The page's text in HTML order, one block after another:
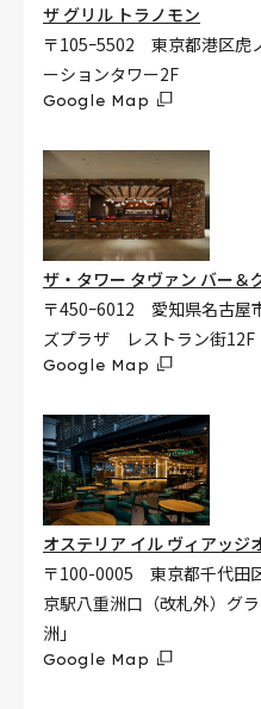
ザ グリル トラノモン
〒105ｰ5502 東京都港区虎
ーションタワー2F
Google Map
ザ・タワー タヴァン バー＆
〒450ｰ6012 愛知県名古屋
ズプラザ レストラン街12F
Google Map
オステリア イル ヴィアッジ
〒100-0005 東京都千代田
京駅八重洲口（改札外）グ
洲」
Google Map